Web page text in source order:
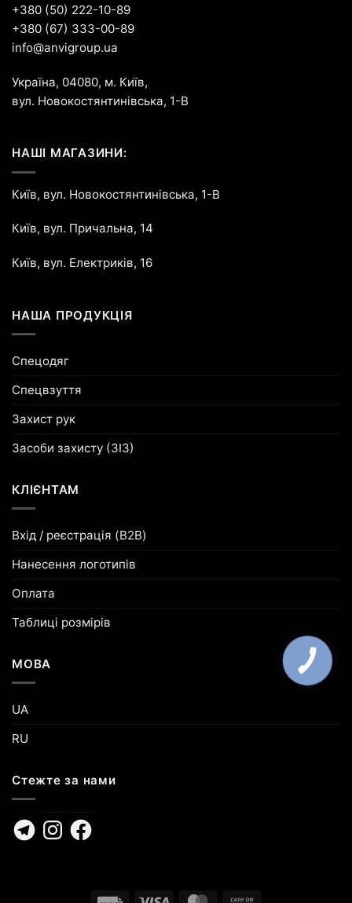
+380 (50) 222-10-89
+380 (67) 333-00-89
info@anvigroup.ua
Україна, 04080, м. Київ,
вул. Новокостянтинівська, 1-В
НАШІ МАГАЗИНИ:
Київ, вул. Новокостянтинівська, 1-В
Київ, вул. Причальна, 14
Київ, вул. Електриків, 16
НАША ПРОДУКЦІЯ
Спецодяг
Спецвзуття
Захист рук
Засоби захисту (ЗІЗ)
КЛІЄНТАМ
Вхід / реєстрація (B2B)
Нанесення логотипів
Оплата
Таблиці розмірів
МОВА
UA
RU
Стежте за нами
TelegramInstagramFacebook
Invoice Visa MasterCard